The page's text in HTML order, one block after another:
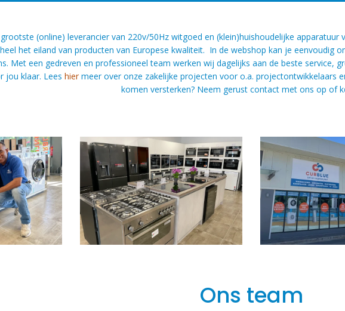
(online) leverancier van 220v/50Hz witgoed en (klein)huishoudelijke
het eiland van producten van Europese kwaliteit. In de webshop kan je eenvoudig
Met een gedreven en professioneel team werken wij dagelijks aan de beste service,
jou klaar. Lees hiermeer over onze zakelijke projecten voor o.a. projectontwikkelaars
komen versterken? Neem gerust contact met ons op of
Ons team